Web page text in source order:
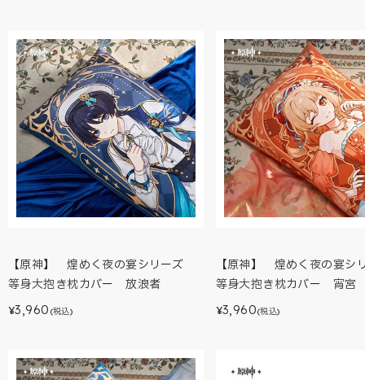
【原神】 煌めく夜の宴シリーズ
等身大抱き枕カバー 放浪者
¥3,960 (税込)
【原神】 煌めく夜の宴
等身大抱き枕カバー 宵宮
¥3,960(税込)